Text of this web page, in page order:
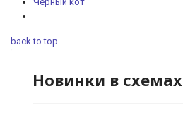
back to top
Новинки в схемах